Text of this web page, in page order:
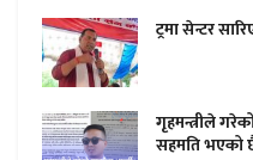
ट्रमा सेन्टर
गृहमन्त्रीले
सहमति भएको